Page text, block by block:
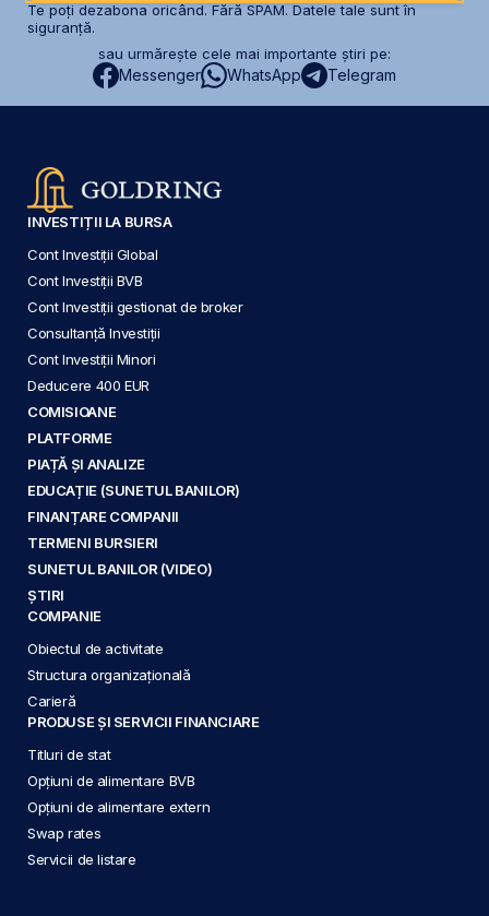
Te poți dezabona oricând. Fără SPAM. Datele tale sunt în
siguranță.
sau urmărește cele mai importante știri pe:
Messenger WhatsApp Telegram
INVESTIȚII LA BURSA
Cont Investiții Global
Cont Investiții BVB
Cont Investiții gestionat de broker
Consultanță Investiții
Cont Investiții Minori
Deducere 400 EUR
COMISIOANE
PLATFORME
PIAȚĂ ȘI ANALIZE
EDUCAȚIE (SUNETUL BANILOR)
FINANȚARE COMPANII
TERMENI BURSIERI
SUNETUL BANILOR (VIDEO)
ȘTIRI
COMPANIE
Obiectul de activitate
Structura organizațională
Carieră
PRODUSE ȘI SERVICII FINANCIARE
Titluri de stat
Opțiuni de alimentare BVB
Opțiuni de alimentare extern
Swap rates
Servicii de listare